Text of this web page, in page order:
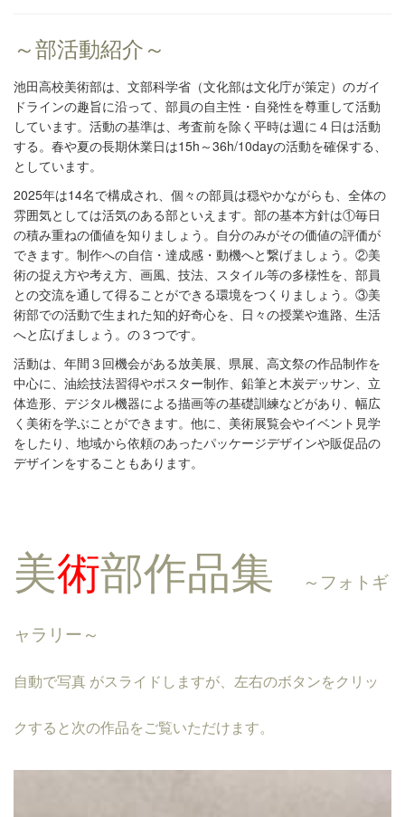
～部活動紹介～
池田高校美術部は、文部科学省（文化部は文化庁が策定）のガイ
ドラインの趣旨に沿って、部員の自主性・自発性を尊重して活動
しています。活動の基準は、考査前を除く平時は週に４日は活動
する。春や夏の長期休業日は15h～36h/10dayの活動を確保する、
としています。
2025年は14名で構成され、個々の部員は穏やかながらも、全体の
雰囲気としては活気のある部といえます。部の基本方針は①毎日
の積み重ねの価値を知りましょう。自分のみがその価値の評価が
できます。制作への自信・達成感・動機へと繋げましょう。②美
術の捉え方や考え方、画風、技法、スタイル等の多様性を、部員
との交流を通して得ることができる環境をつくりましょう。③美
術部での活動で生まれた知的好奇心を、日々の授業や進路、生活
へと広げましょう。の３つです。
活動は、年間３回機会がある放美展、県展、高文祭の作品制作を
中心に、油絵技法習得やポスター制作、鉛筆と木炭デッサン、立
体造形、デジタル機器による描画等の基礎訓練などがあり、幅広
く美術を学ぶことができます。他に、美術展覧会やイベント見学
をしたり、地域から依頼のあったパッケージデザインや販促品の
デザインをすることもあります。
美術部作品集 ～フォトギ
ャラリー～
自動で写真 がスライドしますが、左右のボタンをクリッ
クすると次の作品をご覧いただけます。